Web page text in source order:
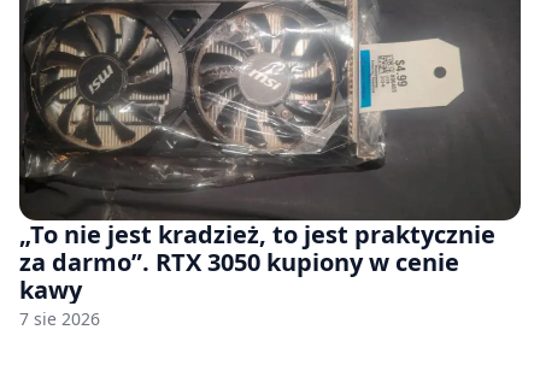
„To nie jest kradzież, to jest praktycznie
za darmo”. RTX 3050 kupiony w cenie
kawy
7 sie 2026